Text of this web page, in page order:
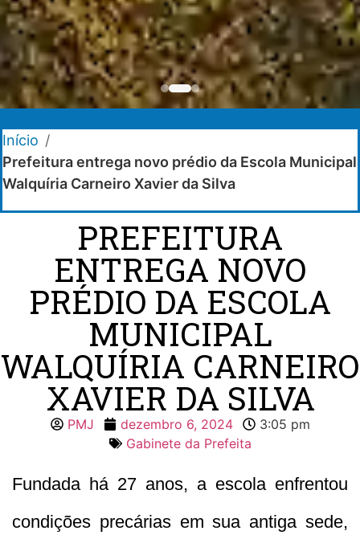
Início /
Prefeitura entrega novo prédio da Escola Municipal
Walquíria Carneiro Xavier da Silva
PREFEITURA
ENTREGA NOVO
PRÉDIO DA ESCOLA
MUNICIPAL
WALQUÍRIA CARNEIRO
XAVIER DA SILVA
PMJ dezembro 6, 2024
3:05 pm
Gabinete da Prefeita
Fundada há 27 anos, a escola enfrentou
condições precárias em sua antiga sede,